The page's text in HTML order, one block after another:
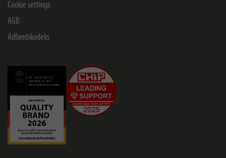
Cookie settings
AGB
Adfærdskodeks